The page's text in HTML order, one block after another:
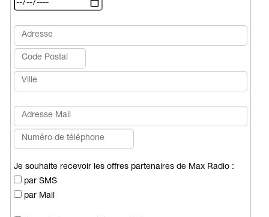
Je souhaite recevoir les offres partenaires de Max Radio :
par SMS
par Mail